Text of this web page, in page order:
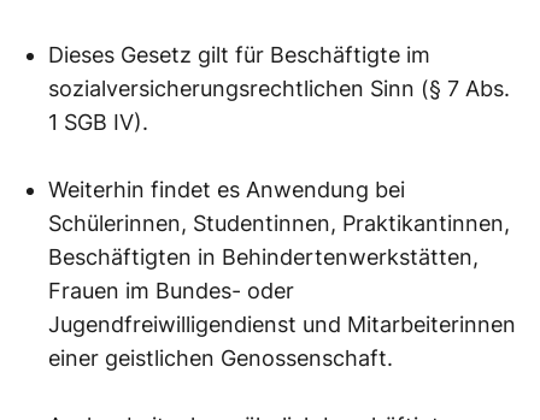
Dieses Gesetz gilt für Beschäftigte im
sozialversicherungsrechtlichen Sinn (§ 7 Abs.
1 SGB IV).
Weiterhin findet es Anwendung bei
Schülerinnen, Studentinnen, Praktikantinnen,
Beschäftigten in Behindertenwerkstätten,
Frauen im Bundes- oder
Jugendfreiwilligendienst und Mitarbeiterinnen
einer geistlichen Genossenschaft.